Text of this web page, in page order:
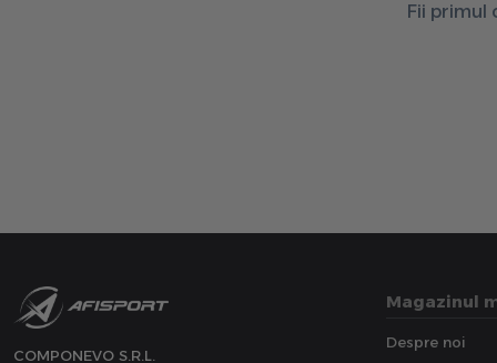
Fii primul
COMPONEVO S.R.L.
Magazinul
Despre noi